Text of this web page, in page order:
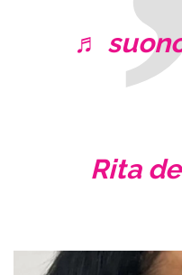
♬
Rita